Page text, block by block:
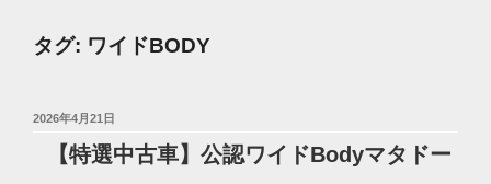
タグ: ワイドBODY
投
2026年4月21日
【特選中古車】公認ワイドBodyマタドー